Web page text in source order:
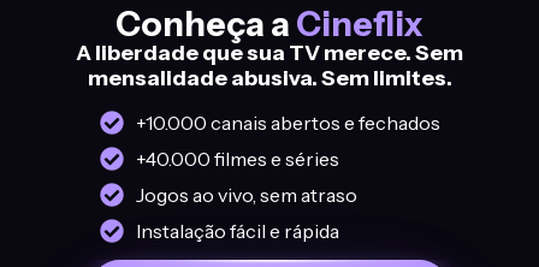
Conheça a Cineflix
A liberdade que sua TV merece. Sem
mensalidade abusiva. Sem limites.
+10.000 canais abertos e fechados
+40.000 filmes e séries
Jogos ao vivo, sem atraso
Instalação fácil e rápida